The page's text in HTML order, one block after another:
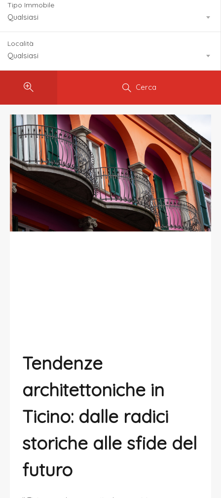
Tipo Immobile
Qualsiasi
Località
Qualsiasi
Cerca
Tendenze
architettoniche in
Ticino: dalle radici
storiche alle sfide del
futuro